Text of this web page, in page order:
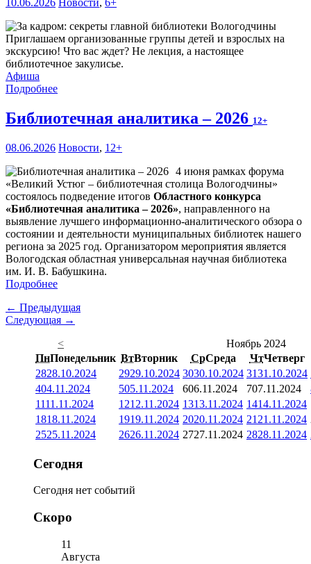
10.06.2026 Новости, 6+
Приглашаем организованные группы детей и взрослых на
экскурсию! Что вас ждет? Не лекция, а настоящее
библиотечное закулисье.
Афиша
Подробнее
Библиотечная аналитика – 2026 12+
08.06.2026 Новости, 12+
4 июня рамках форума
«Великий Устюг – библиотечная столица Вологодчины»
состоялось подведение итогов Областного конкурса
«Библиотечная аналитика – 2026», направленного на
выявление лучшего информационно-аналитического обзора о
состоянии и деятельности муниципальных библиотек нашего
региона за 2025 год. Организатором мероприятия является
Вологодская областная универсальная научная библиотека
им. И. В. Бабушкина.
Подробнее
← Предыдущая
Следующая →
<
Ноябрь 2024
ПнПонедельник ВтВторник СрСреда ЧтЧетверг
2828.10.2024 2929.10.2024 3030.10.2024 3131.10.2024
404.11.2024 505.11.2024 606.11.2024 707.11.2024
1111.11.2024 1212.11.2024 1313.11.2024 1414.11.2024
1818.11.2024 1919.11.2024 2020.11.2024 21 21.11.2024
2525.11.2024 2626.11.2024 2727.11.2024 2828.11.2024
Сегодня
Сегодня нет событий
Скоро
11
Августа